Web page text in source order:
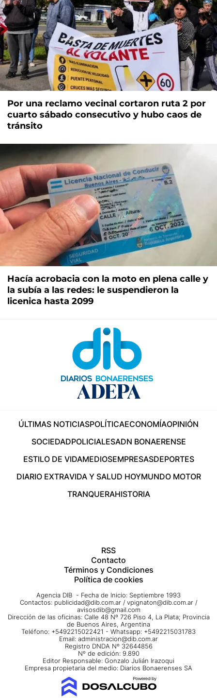
Por una reclamo vecinal cortaron ruta 2 por
cuarto sábado consecutivo y hubo caos de
tránsito
Hacía acrobacia con la moto en plena calle y
la subía a las redes: le suspendieron la
licenica hasta 2099
ÚLTIMAS NOTICIASPOLÍTICAECONOMÍAOPINIÓN
SOCIEDADPOLICIALESADN BONAERENSE
ESTILO DE VIDAMEDIOSEMPRESASDEPORTES
DIARIO EXTRAVIDA Y SALUD HOYMUNDO MOTOR
TRANQUERAHISTORIA
RSS
Contacto
Términos y Condiciones
Política de cookies
Agencia DIB - Fecha de Inicio: Septiembre 1993
Contactos: publicidad@dib.com.ar / vpignaton@dib.com.ar /
avisosdib@gmail.com
Dirección de las oficinas: Calle 48 Nº 726 Piso 4, La Plata; Provincia
de Buenos Aires, Argentina
Teléfono: +5492215022421 - Whatsapp: +5492215031783
Email: administracion@dib.com.ar
Registro DNDA Nº 32644856
Nº de edición: 9.890
Editor Responsable: Gonzalo Julián Irazoqui
Empresa propietaria del medio: Diarios Bonaerenses SA